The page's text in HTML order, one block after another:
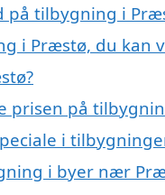
på tilbygning i
i Præstø, du kan
prisen på
i
i byer nær